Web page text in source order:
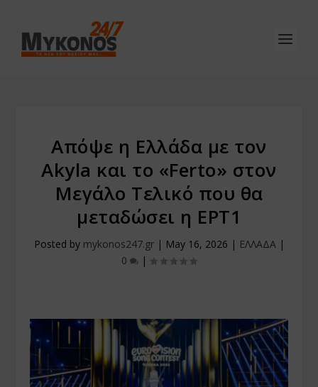
Απόψε η Ελλάδα με τον
Akyla και το «Ferto» στον
Μεγάλο Τελικό που θα
μεταδώσει η ΕΡΤ1
Posted by mykonos247.gr| May 16, 2026 | ΕΛΛΑΔΑ|
0
|